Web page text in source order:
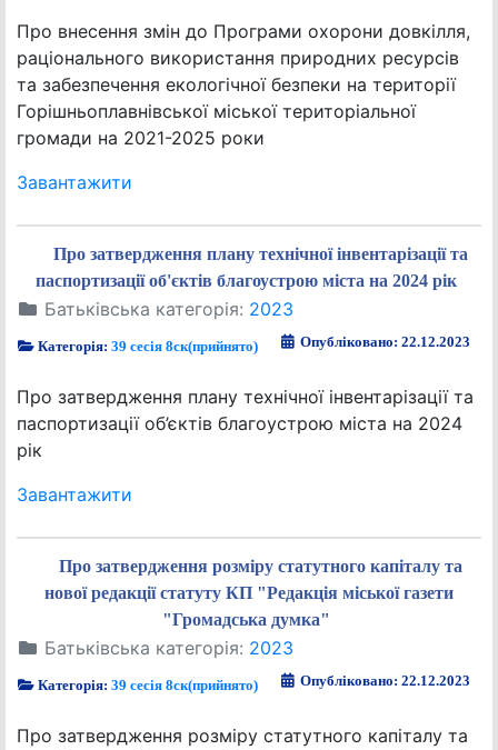
Про внесення змін до Програми охорони довкілля,
раціонального використання природних ресурсів
та забезпечення екологічної безпеки на території
Горішньоплавнівської міської територіальної
громади на 2021-2025 роки
Завантажити
Про затвердження плану технічної інвентарізації та
паспортизації об'єктів благоустрою міста на 2024 рік
Батьківська категорія: 2023
Категорія:39 сесія 8ск(прийнято) Опубліковано: 22.12.2023
Про затвердження плану технічної інвентарізації та
паспортизації об’єктів благоустрою міста на 2024
рік
Завантажити
Про затвердження розміру статутного капіталу та
нової редакції статуту КП "Редакція міської газети
"Громадська думка"
Батьківська категорія: 2023
Категорія:39 сесія 8ск(прийнято) Опубліковано: 22.12.2023
Про затвердження розміру статутного капіталу та